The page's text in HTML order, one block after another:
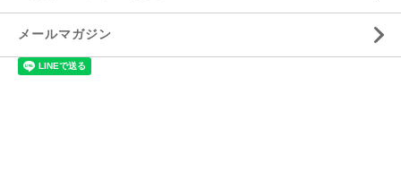
メールマガジン